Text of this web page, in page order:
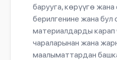
барууга, көрүүгө жана
берилгенине жана бул
материалдарды карап
чараларынан жана
маалыматтардан